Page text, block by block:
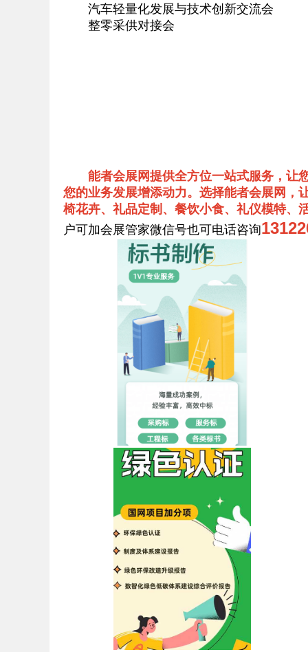
汽车轻量化发展与技术创新交流会
整零采供对接会
能者会展网提供全方位一站式服务，让
您的业务发展增添动力。选择能者会展网，
椅花卉、礼品定制、餐饮小食、礼仪模特、
户可加会展管家微信号也可电话咨询